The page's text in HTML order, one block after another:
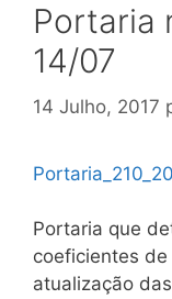
Portaria
14/07
14 Julho, 2017
Portaria que
coeficientes
atualização